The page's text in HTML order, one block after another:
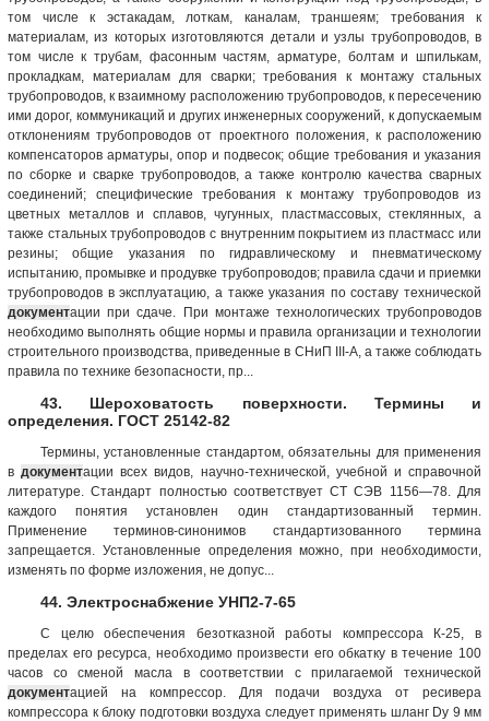
том числе к эстакадам, лоткам, каналам, траншеям; требования к
материалам, из которых изготовляются детали и узлы трубопроводов, в
том числе к трубам, фасонным частям, арматуре, болтам и шпилькам,
прокладкам, материалам для сварки; требования к монтажу стальных
трубопроводов, к взаимному расположению трубопроводов, к пересечению
ими дорог, коммуникаций и других инженерных сооружений, к допускаемым
отклонениям трубопроводов от проектного положения, к расположению
компенсаторов арматуры, опор и подвесок; общие требования и указания
по сборке и сварке трубопроводов, а также контролю качества сварных
соединений; специфические требования к монтажу трубопроводов из
цветных металлов и сплавов, чугунных, пластмассовых, стеклянных, а
также стальных трубопроводов с внутренним покрытием из пластмасс или
резины; общие указания по гидравлическому и пневматическому
испытанию, промывке и продувке трубопроводов; правила сдачи и приемки
трубопроводов в эксплуатацию, а также указания по составу технической
документации при сдаче. При монтаже технологических трубопроводов
необходимо выполнять общие нормы и правила организации и технологии
строительного производства, приведенные в СНиП III-A, а также соблюдать
правила по технике безопасности, пр...
43. Шероховатость поверхности. Термины и
определения. ГОСТ 25142-82
Термины, установленные стандартом, обязательны для применения
вдокументации всех видов, научно-технической, учебной и справочной
литературе. Стандарт полностью соответствует СТ СЭВ 1156—78. Для
каждого понятия установлен один стандартизованный термин.
Применение терминов-синонимов стандартизованного терми­на
запрещается. Установленные определения можно, при необходимости,
изменять по форме изложения, не допус...
44. Электроснабжение УНП2-7-65
С целю обеспечения безотказной работы компрессора К-25, в
пределах его ресурса, необходимо произвести его обкатку в течение 100
часов со сменой масла в соответствии с прилагаемой технической
документацией на компрессор. Для подачи воздуха от ресивера
компрессора к блоку подготовки воздуха следует применять шланг Dу 9 мм